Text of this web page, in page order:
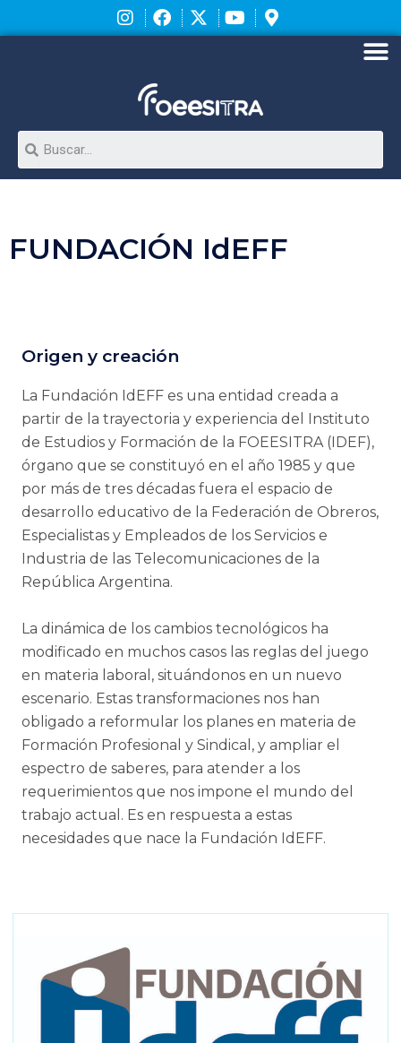
al
Search
FUNDACIÓN IdEFF
Origen y creación
La Fundación IdEFF es una entidad creada a
partir de la trayectoria y experiencia del Instituto
de Estudios y Formación de la FOEESITRA (IDEF),
órgano que se constituyó en el año 1985 y que
por más de tres décadas fuera el espacio de
desarrollo educativo de la Federación de Obreros,
Especialistas y Empleados de los Servicios e
Industria de las Telecomunicaciones de la
República Argentina.
La dinámica de los cambios tecnológicos ha
modificado en muchos casos las reglas del juego
en materia laboral, situándonos en un nuevo
escenario. Estas transformaciones nos han
obligado a reformular los planes en materia de
Formación Profesional y Sindical, y ampliar el
espectro de saberes, para atender a los
requerimientos que nos impone el mundo del
trabajo actual. Es en respuesta a estas
necesidades que nace la Fundación IdEFF.